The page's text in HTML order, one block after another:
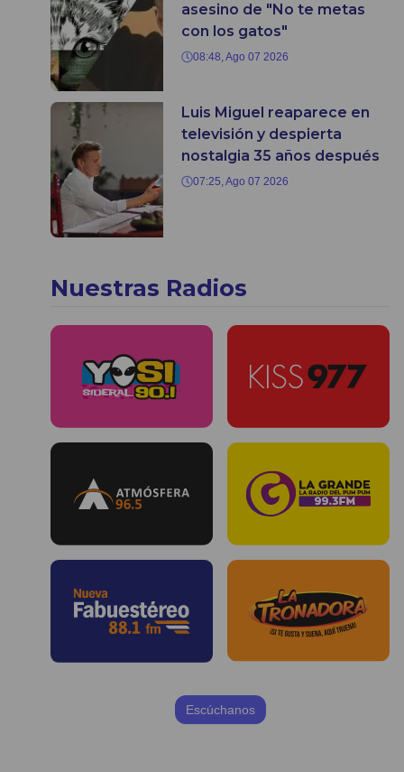
asesino de "No te metas
con los gatos"
08:48, Ago 07 2026
Luis Miguel reaparece en
televisión y despierta
nostalgia 35 años después
07:25, Ago 07 2026
Nuestras Radios
Escúchanos